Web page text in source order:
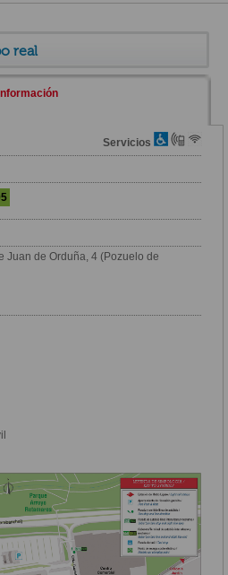
real
Información
Servicios
Juan de Orduña, 4 (Pozuelo de